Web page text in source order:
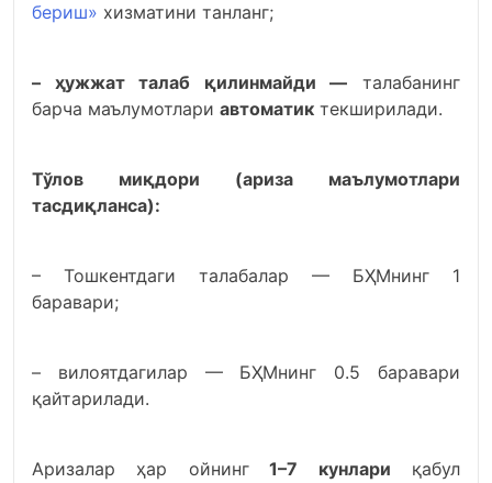
бериш» хизматини танланг;
– ҳужжат талаб қилинмайди — талабанинг
барча маълумотлари автоматик текширилади.
Тўлов миқдори (ариза маълумотлари
тасдиқланса):
– Тошкентдаги талабалар — БҲМнинг 1
баравари;
– вилоятдагилар — БҲМнинг 0.5 баравари
қайтарилади.
Аризалар ҳар ойнинг1–7 кунлари қабул